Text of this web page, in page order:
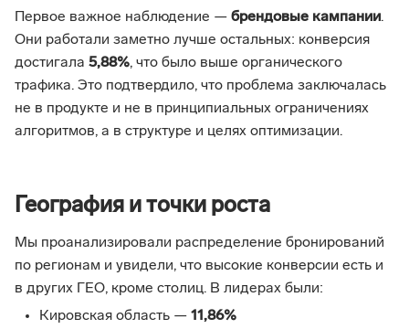
Первое важное наблюдение — брендовые кампании.
Они работали заметно лучше остальных: конверсия
достигала 5,88%, что было выше органического
трафика. Это подтвердило, что проблема заключалась
не в продукте и не в принципиальных ограничениях
алгоритмов, а в структуре и целях оптимизации.
География и точки роста
Мы проанализировали распределение бронирований
по регионам и увидели, что высокие конверсии есть и
в других ГЕО, кроме столиц. В лидерах были:
Кировская область — 11,86%